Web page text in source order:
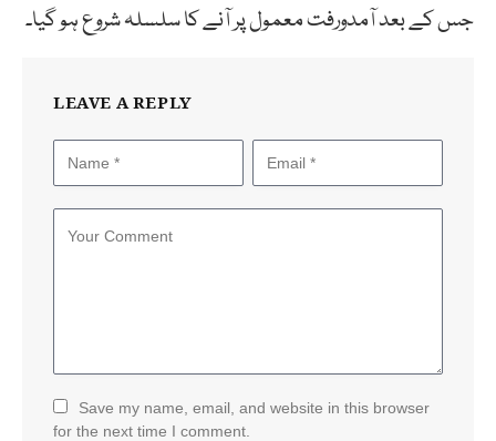
جس کے بعد آمدورفت معمول پر آنے کا سلسلہ شروع ہو گیا۔
LEAVE A REPLY
Save my name, email, and website in this browser
for the next time I comment.